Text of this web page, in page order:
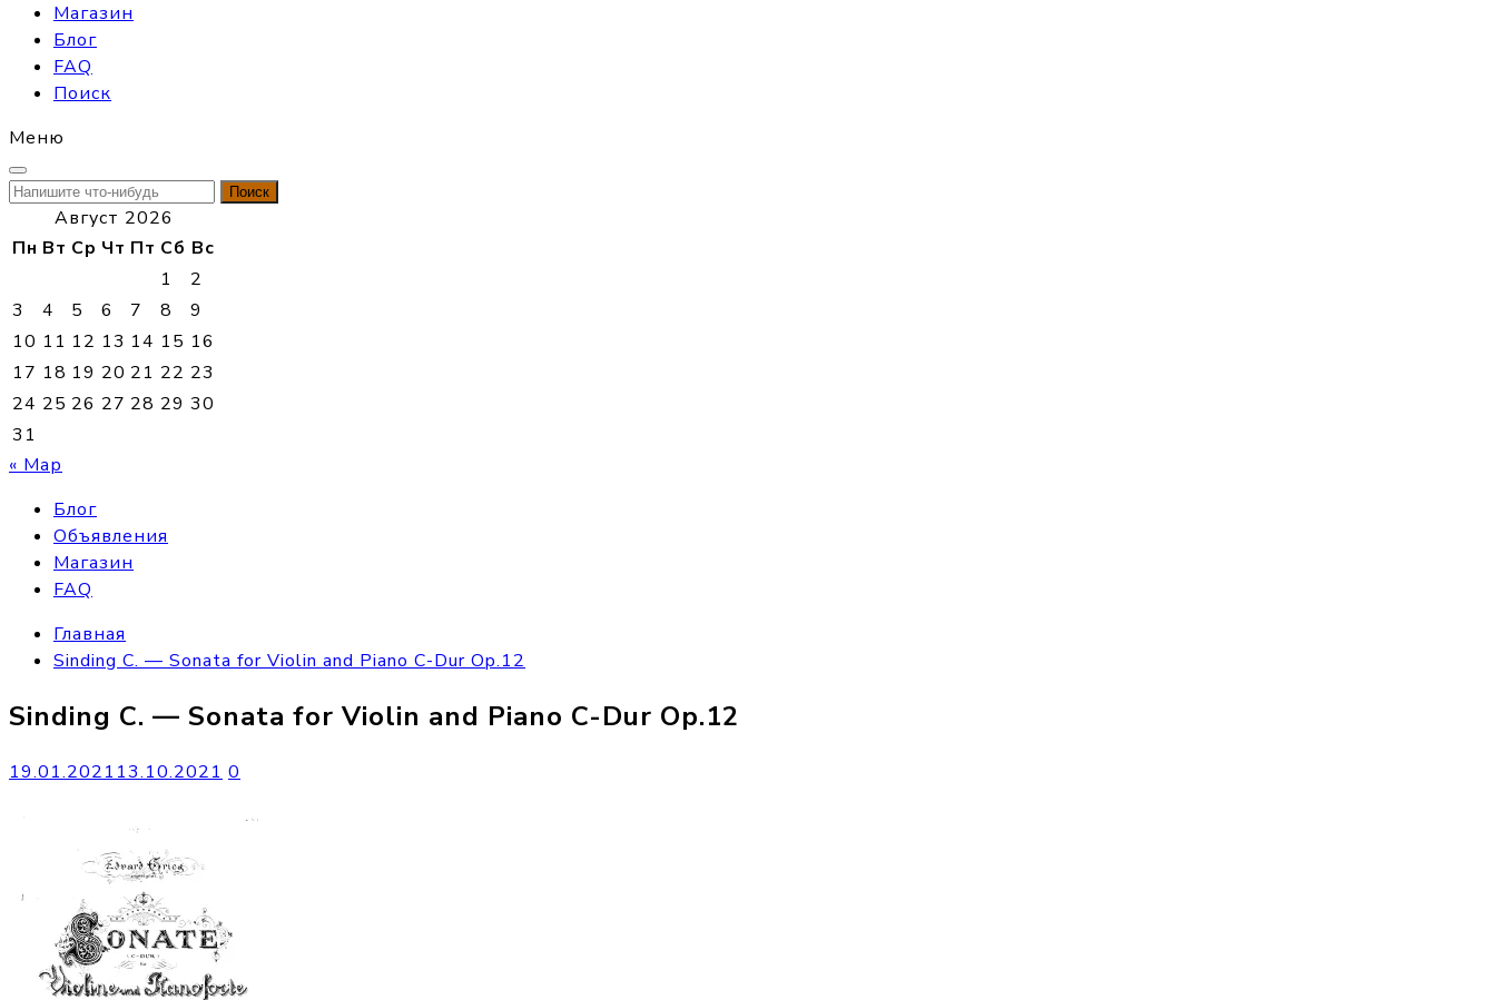
Магазин
Блог
FAQ
Поиск
Меню
Найти:
Август 2026
Пн Вт Ср Чт Пт Сб Вс
1
2
3
4 5 6 7 8
9
10 11 12 13 14 15 16
17 18 19 20 21 22 23
24 25 26 27 28 29 30
31
« Мар
Блог
Объявления
Магазин
FAQ
Главная
Sinding C. — Sonata for Violin and Piano C-Dur Op.12
Sinding C. — Sonata for Violin and Piano C-Dur Op.12
19.01.2021 13.10.2021 0